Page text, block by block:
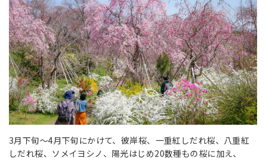
3月下旬〜4月下旬にかけて、彼岸桜、一重紅しだれ桜、八重紅
しだれ桜、ソメイヨシノ、陽光はじめ20数種もの桜に加え、